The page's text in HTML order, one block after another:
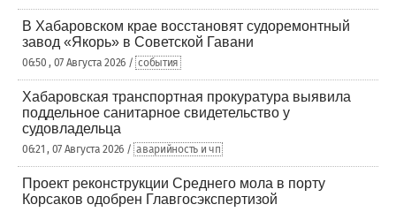
В Хабаровском крае восстановят судоремонтный
завод «Якорь» в Советской Гавани
06:50 , 07 Августа 2026 / события
Хабаровская транспортная прокуратура выявила
поддельное санитарное свидетельство у
судовладельца
06:21 , 07 Августа 2026 / аварийность и чп
Проект реконструкции Среднего мола в порту
Корсаков одобрен Главгосэкспертизой